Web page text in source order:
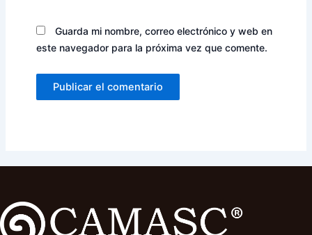
Guarda mi nombre, correo electrónico y web en
este navegador para la próxima vez que comente.